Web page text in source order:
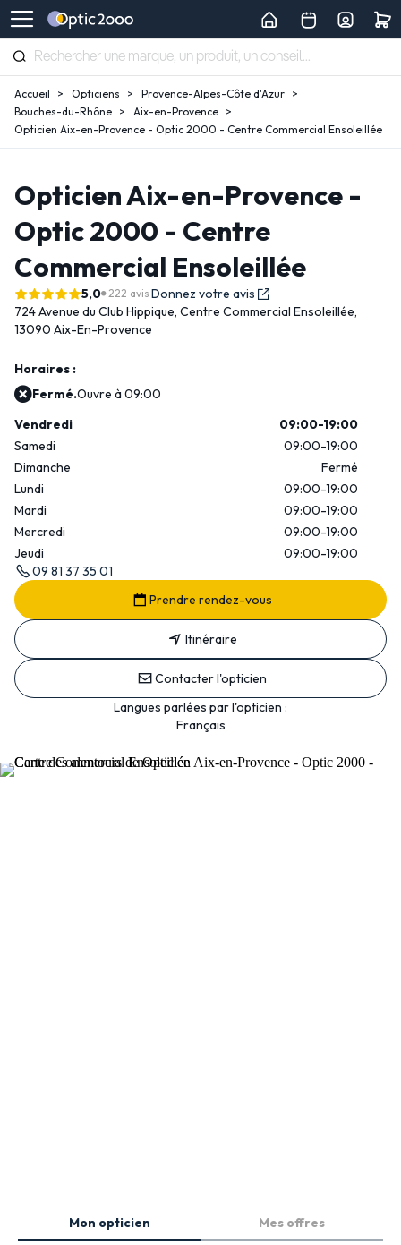
Accueil Opticiens
Provence-Alpes-Côte d'Azur
Bouches-du-Rhône
Aix-en-Provence
Opticien Aix-en-Provence - Optic 2000 - Centre Commercial Ensoleillée
Opticien Aix-en-Provence -
Optic 2000 - Centre
Commercial Ensoleillée
5,0 222 avis Donnez votre avis
724 Avenue du Club Hippique, Centre Commercial Ensoleillée,
13090 Aix-En-Provence
Horaires :
Fermé.Ouvre à 09:00
Vendredi
09:00-19:00
Samedi
09:00-19:00
Dimanche
Fermé
Lundi
09:00-19:00
Mardi
09:00-19:00
Mercredi
09:00-19:00
Jeudi
09:00-19:00
09 81 37 35 01
Prendre rendez-vous
Itinéraire
Contacter l'opticien
Langues parlées par l'opticien :
Français
Mon opticien Mes offres